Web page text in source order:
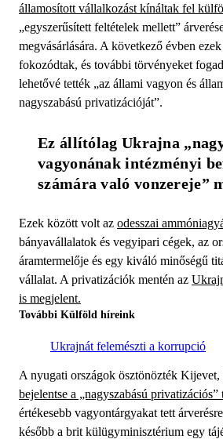
államosított vállalkozást kínáltak fel
„egyszerűsített feltételek mellett”
megvásárlására. A következő évben
fokozódtak, és további törvényeket
lehetővé tették „az állami vagyon és
nagyszabású privatizációját”.
Ez állítólag Ukrajna
vagyonának intézményi
számára való vonzereje”
Ezek között volt az odesszai
bányavállalatok és vegyipari cégek, az
áramtermelője és egy kiváló minőségű
vállalat. A privatizációk mentén az
is megjelent.
További Külföld híreink
Ukrajnát felemészti a korrupció
A nyugati országok ösztönözték
bejelentse a „nagyszabású privatizációs”
értékesebb vagyontárgyakat tett
később a brit külügyminisztérium egy